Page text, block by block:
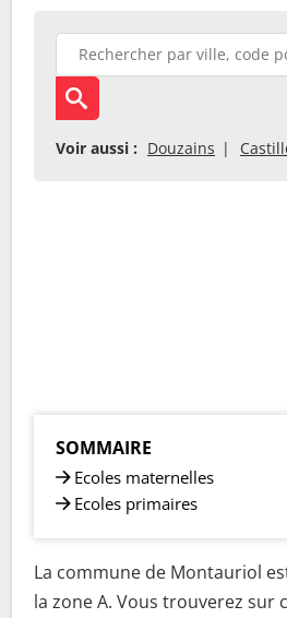
Voir aussi : Douzains
SOMMAIRE
Ecoles maternelles
Ecoles primaires
La commune de Montauriol
la zone A. Vous trouverez sur